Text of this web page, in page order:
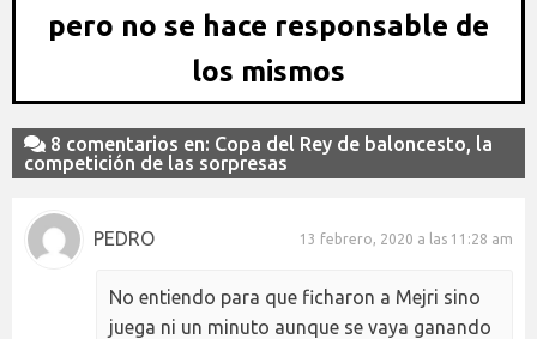
pero no se hace responsable de
los mismos
8 comentarios en: Copa del Rey de baloncesto, la
competición de las sorpresas
PEDRO 13 febrero, 2020 a las 11:28 am
No entiendo para que ficharon a Mejri sino
juega ni un minuto aunque se vaya ganando